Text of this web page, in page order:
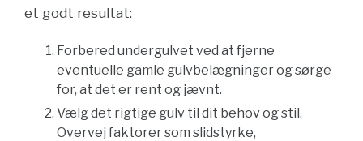
et godt resultat:
Forbered undergulvet ved at fjerne
eventuelle gamle gulvbelægninger og sørge
for, at det er rent og jævnt.
Vælg det rigtige gulv til dit behov og stil.
Overvej faktorer som slidstyrke,